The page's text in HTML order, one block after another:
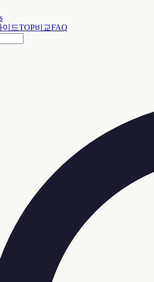
이드TOP비교FAQ